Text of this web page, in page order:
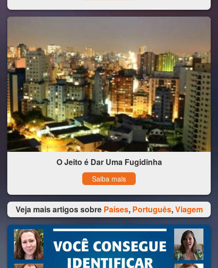
O Jeito é Dar Uma Fugidinha
Saiba mais
Veja mais artigos sobre Países, Português,Viagem